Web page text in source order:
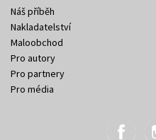
Náš příběh
Nakladatelství
Maloobchod
Pro autory
Pro partnery
Pro média